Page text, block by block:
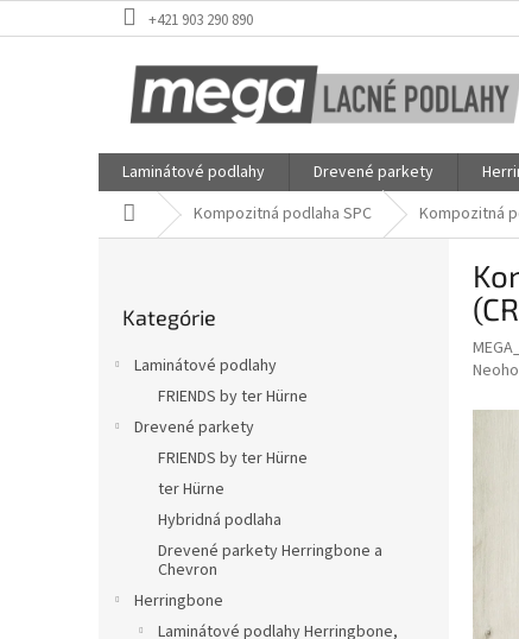
na
+421 903 290 890
Laminátové podlahy Drevené parkety
DomovKompozitná podlaha SPC Kompozitná
kategórie
Kategórie
Laminátové podlahy
FRIENDS by ter Hürne
Drevené parkety
FRIENDS by ter Hürne
ter Hürne
Hybridná podlaha
Drevené parkety Herringbone a
Chevron
Herringbone
Laminátové podlahy Herringbone,